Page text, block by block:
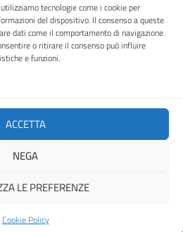
tecnologie come i cookie per
del dispositivo. Il consenso a queste
dati come il comportamento di navigazione
o ritirare il consenso può influire
e funzioni.
ACCETTA
NEGA
LE PREFERENZE
Cookie Policy
"Arturo Loria"